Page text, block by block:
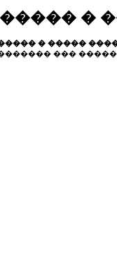
�
� �����
���